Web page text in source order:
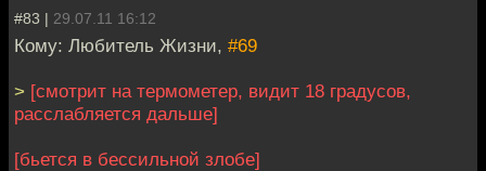
#83 | 29.07.11 16:12
Кому: Любитель Жизни, #69
> [смотрит на термометер, видит 18 градусов,
расслабляется дальше]
[бьется в бессильной злобе]